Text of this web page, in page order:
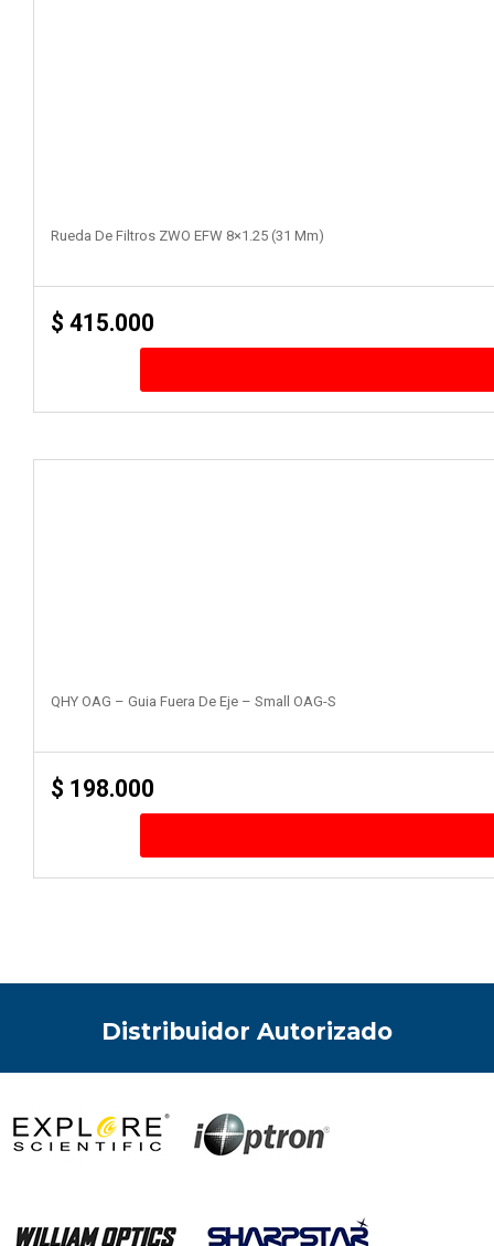
Rueda De Filtros ZWO EFW 8×1.25 (31 Mm)
$ 415.000
QHY OAG – Guia Fuera De Eje – Small OAG-S
$ 198.000
Distribuidor Autorizado